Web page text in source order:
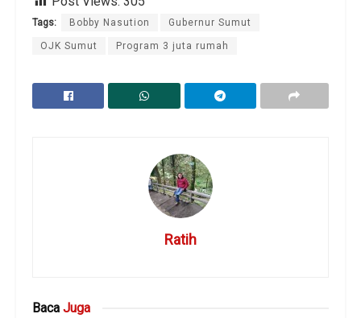
Tags: Bobby Nasution Gubernur Sumut
OJK Sumut Program 3 juta rumah
Ratih
Baca Juga